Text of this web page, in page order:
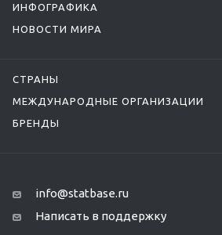
ИНФОГРАФИКА
НОВОСТИ МИРА
СТРАНЫ
МЕЖДУНАРОДНЫЕ ОРГАНИЗАЦИИ
БРЕНДЫ
info@statbase.ru
Написать в поддержку